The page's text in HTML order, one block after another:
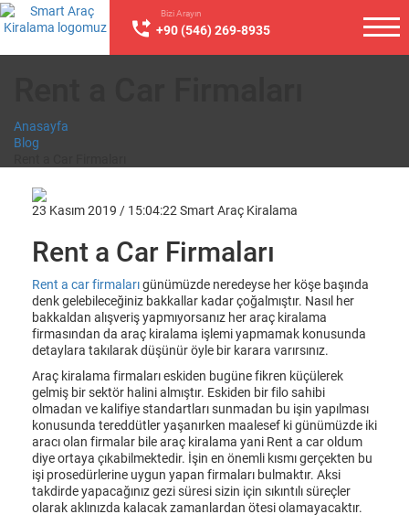
Bizi Arayın
+90 (546) 269-8935
Anasayfa
Blog
23 Kasım 2019 / 15:04:22Smart Araç Kiralama
Rent a Car Firmaları
Rent a car firmalarıgünümüzde neredeyse her köşe başında
denk gelebileceğiniz bakkallar kadar çoğalmıştır. Nasıl her
bakkaldan alışveriş yapmıyorsanız her araç kiralama
firmasından da araç kiralama işlemi yapmamak konusunda
detaylara takılarak düşünür öyle bir karara varırsınız.
Araç kiralama firmaları eskiden bugüne fikren küçülerek
gelmiş bir sektör halini almıştır. Eskiden bir filo sahibi
olmadan ve kalifiye standartları sunmadan bu işin yapılması
konusunda tereddütler yaşanırken maalesef ki günümüzde iki
aracı olan firmalar bile araç kiralama yani Rent a car oldum
diye ortaya çıkabilmektedir. İşin en önemli kısmı gerçekten bu
işi prosedürlerine uygun yapan firmaları bulmaktır. Aksi
takdirde yapacağınız gezi süresi sizin için sıkıntılı süreçler
olarak aklınızda kalacak zamanlardan ötesi olamayacaktır.